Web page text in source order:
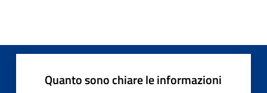
Quanto sono chiare le informazioni